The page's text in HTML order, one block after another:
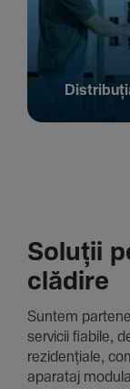
Soluții
clădire
Suntem
servicii fiabile,
rezi­den­țiale,
aparataj